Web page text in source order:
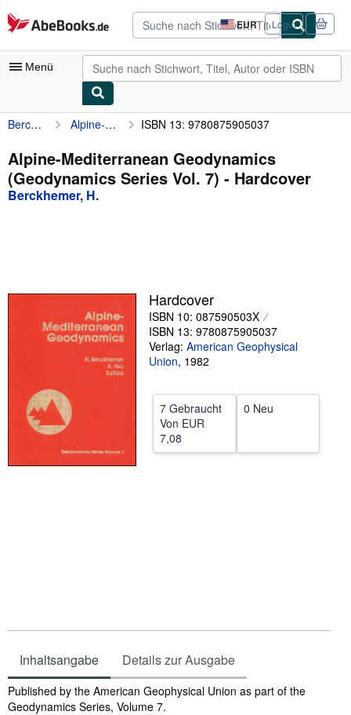
Zum Hauptinhalt
AbeBooks.de EUR
Seite
der
Einkaufseinstellungen.
Login
Menü
Nutzerkonto
Meine Bestellungen
Detailsuche
Verkäufer
Verkäufer werden
Berckhemer, H. Alpine-Mediterranean Geodynamics (Geodynamics Series Vol. 7) ISBN 13: 9780875905037
Alpine-Mediterranean Geodynamics
(Geodynamics Series Vol. 7) - Hardcover
Berckhemer, H.
Hardcover
ISBN 10: 087590503X
ISBN 13: 9780875905037
Verlag: American Geophysical
Union, 1982
7 Gebraucht
Von EUR
7,08
0 Neu
Inhaltsangabe Details zur Ausgabe
Inhaltsangabe
Published by the American Geophysical Union as part of the
Geodynamics Series, Volume 7.